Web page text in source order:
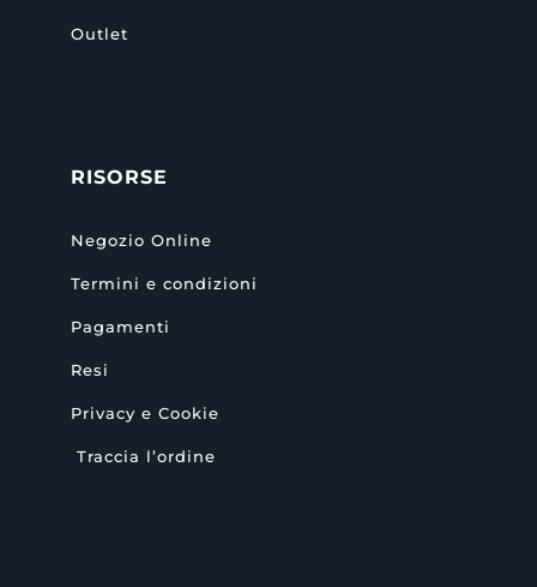
Outlet
RISORSE
Negozio Online
Termini e condizioni
Pagamenti
Resi
Privacy e Cookie
Traccia l’ordine